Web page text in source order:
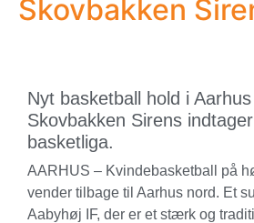
Skovbakken
Nyt basketball hold i
Skovbakken Sirens
basketliga.
AARHUS – Kvindebasketball på
vender tilbage til Aarhus nord. Et
Aabyhøj IF, der er et stærk og